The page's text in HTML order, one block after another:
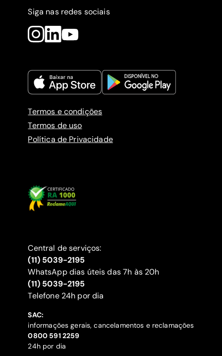
Siga nas redes sociais
Termos e condições
Termos de uso
Política de Privacidade
Central de serviços:
(11) 5039-2195
WhatsApp dias úteis das 7h às 20h
(11) 5039-2195
‍Telefone 24h por dia
SAC:
informações gerais, cancelamentos e reclamações
‍0800 591 2259
24h por dia